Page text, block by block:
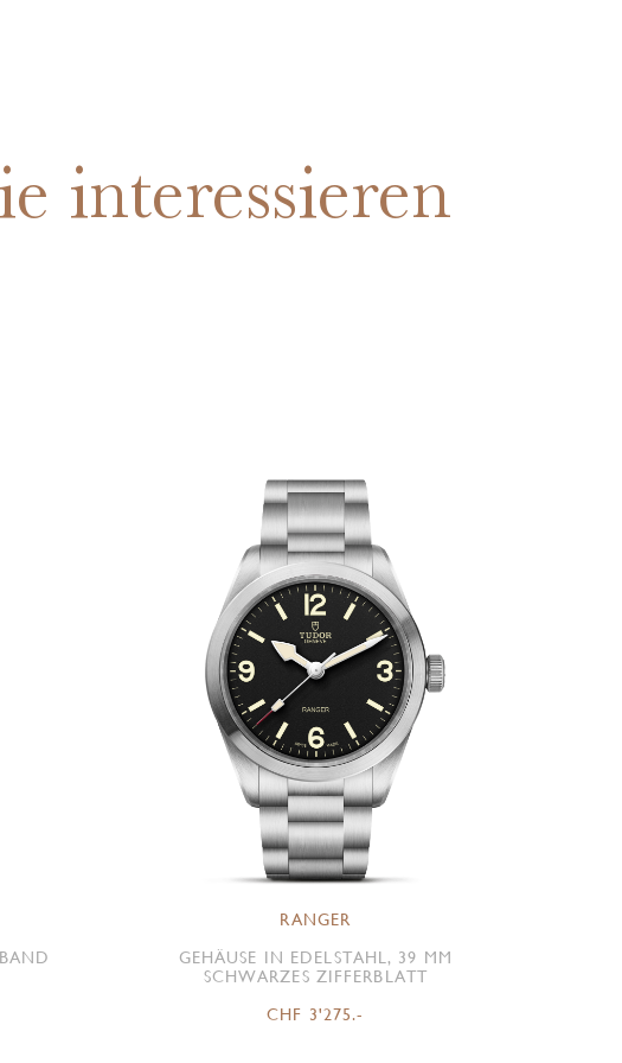
interessieren
RANGER
GEHÄUSE IN EDELSTAHL, 39 MM
SCHWARZES ZIFFERBLATT
CHF 3'275.-